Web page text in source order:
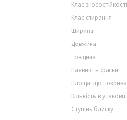
Клас зносостійкості
Клас стирання
Ширина
Довжина
Товщина
Наявність фаски
Площа, що
Кількість в упаковці
Ступінь блиску